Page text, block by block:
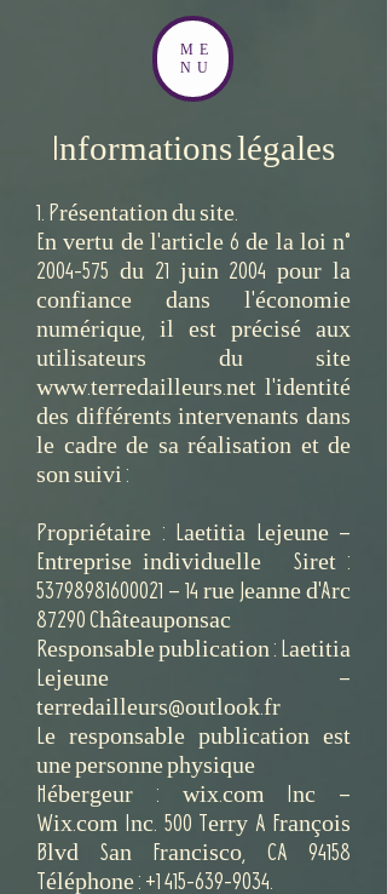
ME
NU
Informations légales
1. Présentation du site.
En vertu de l'article 6 de la loi n°
2004-575 du 21 juin 2004 pour la
confiance dans l'économie
numérique, il est précisé aux
utilisateurs du site
www.terredailleurs.net l'identité
des différents intervenants dans
le cadre de sa réalisation et de
son suivi :
Propriétaire : Laetitia Lejeune –
Entreprise individuelle Siret :
53798981600021 – 14 rue Jeanne d'Arc
87290 Châteauponsac
Responsable publication : Laetitia
Lejeune –
terredailleurs@outlook.fr
Le responsable publication est
une personne physique
Hébergeur : wix.com Inc –
Wix.com Inc. 500 Terry A François
Blvd San Francisco, CA 94158
Téléphone : +1 415-639-9034.